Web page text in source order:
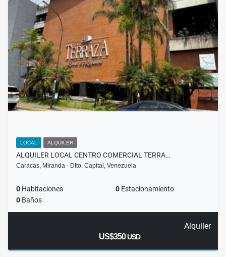
LOCAL ALQUILER
ALQUILER LOCAL CENTRO COMERCIAL TERRA…
Caracas, Miranda - Dtto. Capital, Venezuela
0 Habitaciones 0 Estacionamiento
0 Baños
Alquiler
US$350USD